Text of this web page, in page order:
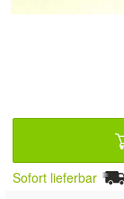
Sofort lieferbar